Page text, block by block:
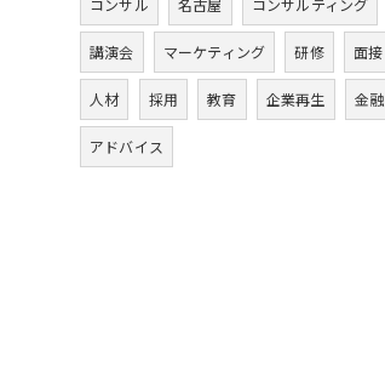
コンサル 名古屋 コンサルティング
講演会 マーケティング 研修 面接
人材 採用 教育 企業再生 金融
アドバイス